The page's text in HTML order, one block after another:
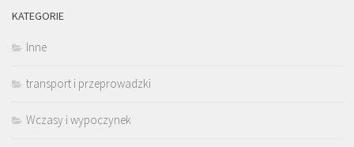
KATEGORIE
Inne
transport i przeprowadzki
Wczasy i wypoczynek